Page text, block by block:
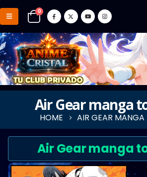
0
Air Gear manga
HOME AIR GEAR
Air Gear manga